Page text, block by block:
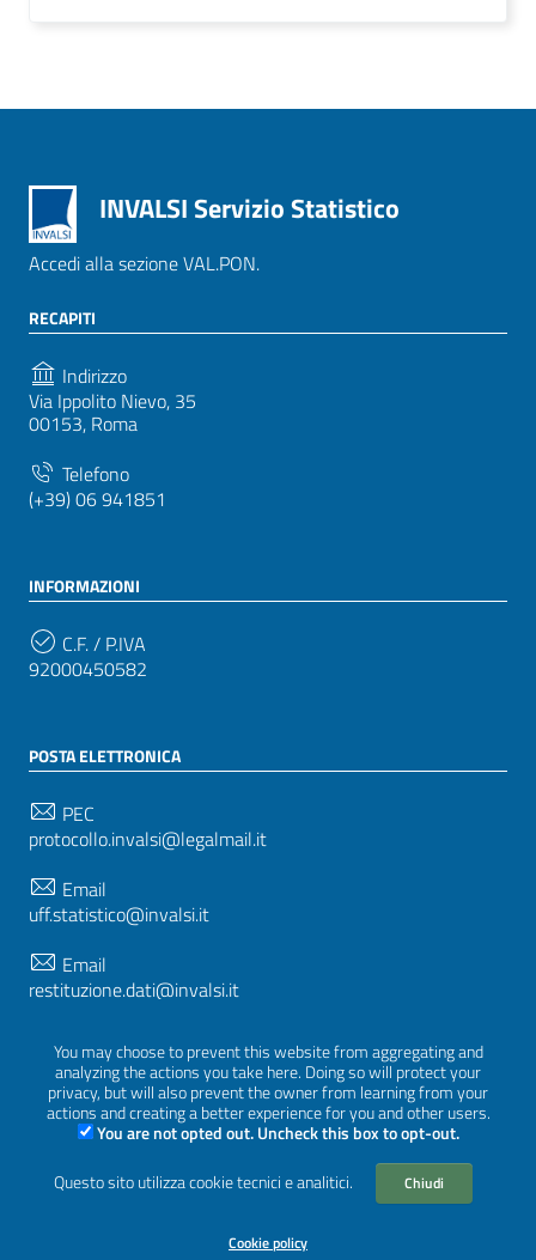
You may choose to prevent this website from aggregating and
analyzing the actions you take here. Doing so will protect your
privacy, but will also prevent the owner from learning from your
actions and creating a better experience for you and other users.
You are not opted out. Uncheck this box to opt-out.
Questo sito utilizza cookie tecnici e analitici.
Chiudi
Cookie policy
INVALSI Servizio Statistico
Accedi alla sezione VAL.PON.
RECAPITI
Indirizzo
Via Ippolito Nievo, 35
00153, Roma
Telefono
(+39) 06 941851
INFORMAZIONI
C.F. / P.IVA
92000450582
POSTA ELETTRONICA
PEC
protocollo.invalsi@legalmail.it
Email
uff.statistico@invalsi.it
Email
restituzione.dati@invalsi.it
SEGUICI SU
Sezione Link Utili
Privacy | Cookie policy | Crediti |Tema grafico ItaliaWP2
Prototipo per siti PA di AgID